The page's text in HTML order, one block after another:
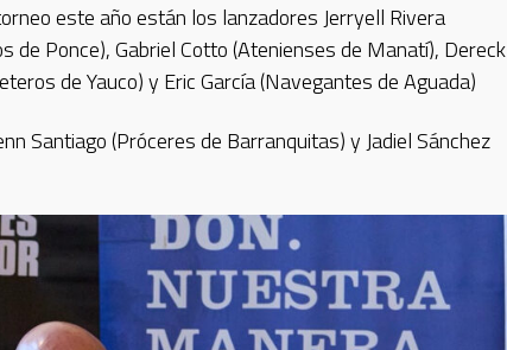
este año están los lanzadores Jerryell Rivera
de Ponce), Gabriel Cotto (Atenienses de Manatí), Dereck
de Yauco) y Eric García (Navegantes de Aguada)
Santiago (Próceres de Barranquitas) y Jadiel Sánchez